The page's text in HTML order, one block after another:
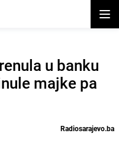
u banku
majke pa
Radiosarajevo.ba